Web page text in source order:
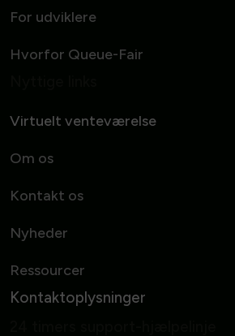
For udviklere
Hvorfor Queue-Fair
Virtuelt venteværelse
Om os
Kontakt os
Nyheder
Ressourcer
Kontaktoplysninger